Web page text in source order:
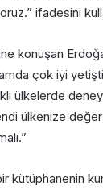
ifadesini
konuşan
çok iyi
ülkelerde
ülkenize değer
kütüphanenin